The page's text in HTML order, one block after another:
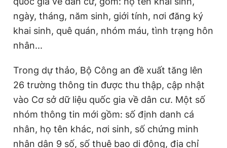
Đọc Thanh Niên trên điện thoại
Theo dõi báo trên
Hotline
0906 645 777
Liên hệ quảng cáo
0908 780 404
ngày, tháng, năm sinh, giới tính, nơi đăng ký
khai sinh, quê quán, nhóm máu, tình trạng hôn
nhân...
Trong dự thảo, Bộ Công an đề xuất tăng lên
26 trường thông tin được thu thập, cập nhật
vào Cơ sở dữ liệu quốc gia về dân cư. Một số
nhóm thông tin mới gồm: số định danh cá
nhân, họ tên khác, nơi sinh, số chứng minh
nhân dân 9 số, số thuê bao di động, địa chỉ